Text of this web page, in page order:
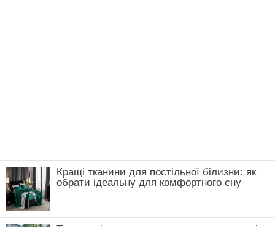
Кращі тканини для постільної білизни: як
обрати ідеальну для комфортного сну